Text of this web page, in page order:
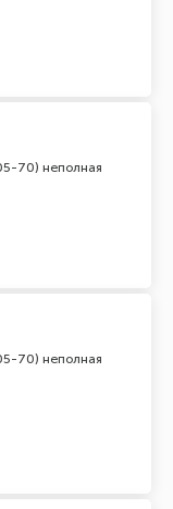
70) неполная
70) неполная